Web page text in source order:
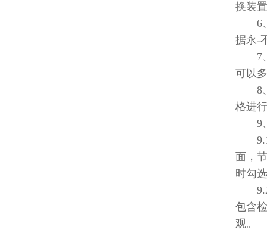
换装
6、
据永-
7、
可以
8、
格进
9、
9.1
面，
时勾
9.2
包含
观。